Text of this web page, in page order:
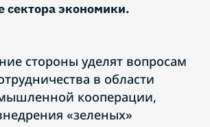
сектора экономики.
стороны уделят вопросам
в области
кооперации,
«зеленых»